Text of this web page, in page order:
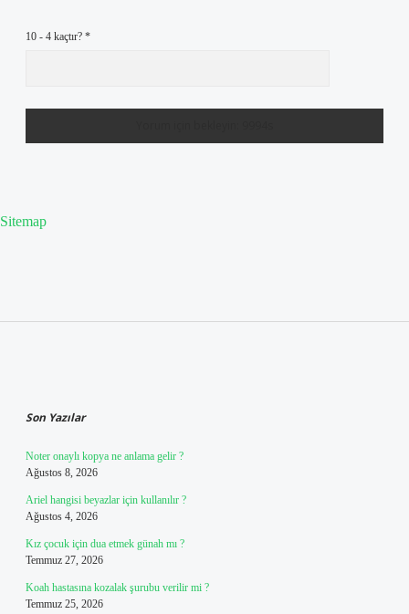
10 - 4 kaçtır? *
Sitemap
Son Yazılar
Noter onaylı kopya ne anlama gelir ?
Ağustos 8, 2026
Ariel hangisi beyazlar için kullanılır ?
Ağustos 4, 2026
Kız çocuk için dua etmek günah mı ?
Temmuz 27, 2026
Koah hastasına kozalak şurubu verilir mi ?
Temmuz 25, 2026